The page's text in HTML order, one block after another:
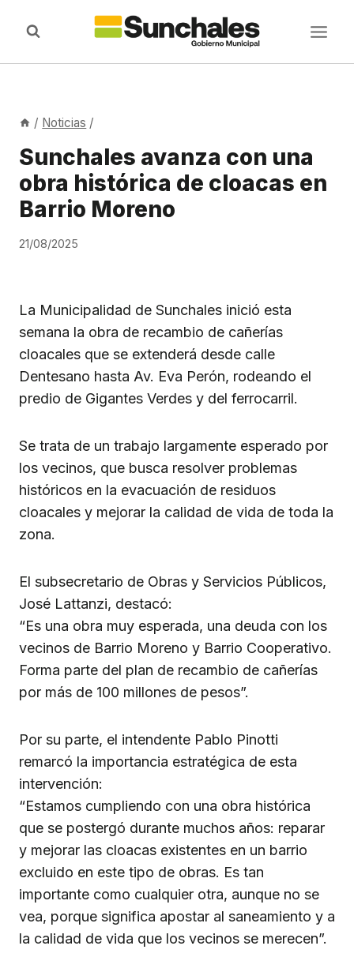
/ Noticias /
Sunchales avanza con una
obra histórica de cloacas en
Barrio Moreno
21/08/2025
La Municipalidad de Sunchales inició esta
semana la obra de recambio de cañerías
cloacales que se extenderá desde calle
Dentesano hasta Av. Eva Perón, rodeando el
predio de Gigantes Verdes y del ferrocarril.
Se trata de un trabajo largamente esperado por
los vecinos, que busca resolver problemas
históricos en la evacuación de residuos
cloacales y mejorar la calidad de vida de toda la
zona.
El subsecretario de Obras y Servicios Públicos,
José Lattanzi, destacó:
“Es una obra muy esperada, una deuda con los
vecinos de Barrio Moreno y Barrio Cooperativo.
Forma parte del plan de recambio de cañerías
por más de 100 millones de pesos”.
Por su parte, el intendente Pablo Pinotti
remarcó la importancia estratégica de esta
intervención:
“Estamos cumpliendo con una obra histórica
que se postergó durante muchos años: reparar
y mejorar las cloacas existentes en un barrio
excluido en este tipo de obras. Es tan
importante como cualquier otra, aunque no se
vea, porque significa apostar al saneamiento y a
la calidad de vida que los vecinos se merecen”.